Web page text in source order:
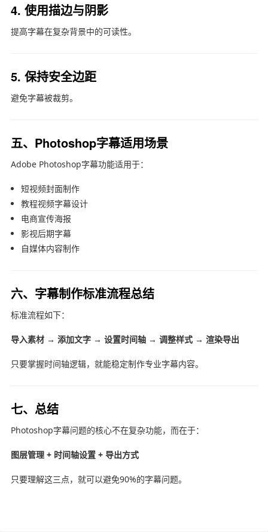
4. 使用描边与阴影
提高字幕在复杂背景中的可读性。
5. 保持安全边距
避免字幕被裁剪。
五、Photoshop字幕适用场景
Adobe Photoshop字幕功能适用于：
短视频封面制作
教程视频字幕设计
电商宣传海报
影视后期字幕
自媒体内容制作
六、字幕制作标准流程总结
标准流程如下：
导入素材 → 添加文字 → 设置时间轴 → 调整样式 → 渲染导出
只要掌握时间轴逻辑，就能稳定制作专业字幕内容。
七、总结
Photoshop字幕问题的核心不在复杂功能，而在于：
图层管理 + 时间轴设置 + 导出方式
只要理解这三点，就可以避免90%的字幕问题。